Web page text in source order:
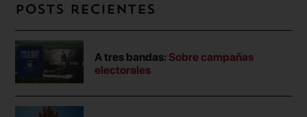
Posts recientes
A tres bandas: Sobre campañas
electorales